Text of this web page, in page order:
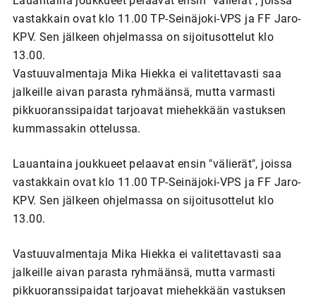
vastakkain ovat klo 11.00 TP-Seinäjoki-VPS ja FF Jaro-
KPV. Sen jälkeen ohjelmassa on sijoitusottelut klo
13.00.
Vastuuvalmentaja Mika Hiekka ei valitettavasti saa
jalkeille aivan parasta ryhmäänsä, mutta varmasti
pikkuoranssipaidat tarjoavat miehekkään vastuksen
kummassakin ottelussa.
Lauantaina joukkueet pelaavat ensin "välierät", joissa
vastakkain ovat klo 11.00 TP-Seinäjoki-VPS ja FF Jaro-
KPV. Sen jälkeen ohjelmassa on sijoitusottelut klo
13.00.
Vastuuvalmentaja Mika Hiekka ei valitettavasti saa
jalkeille aivan parasta ryhmäänsä, mutta varmasti
pikkuoranssipaidat tarjoavat miehekkään vastuksen